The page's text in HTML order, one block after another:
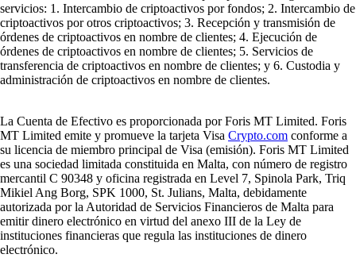
servicios: 1. Intercambio de criptoactivos por fondos; 2. Intercambio de
criptoactivos por otros criptoactivos; 3. Recepción y transmisión de
órdenes de criptoactivos en nombre de clientes; 4. Ejecución de
órdenes de criptoactivos en nombre de clientes; 5. Servicios de
transferencia de criptoactivos en nombre de clientes; y 6. Custodia y
administración de criptoactivos en nombre de clientes.
La Cuenta de Efectivo es proporcionada por Foris MT Limited. Foris
MT Limited emite y promueve la tarjeta Visa Crypto.com conforme a
su licencia de miembro principal de Visa (emisión). Foris MT Limited
es una sociedad limitada constituida en Malta, con número de registro
mercantil C 90348 y oficina registrada en Level 7, Spinola Park, Triq
Mikiel Ang Borg, SPK 1000, St. Julians, Malta, debidamente
autorizada por la Autoridad de Servicios Financieros de Malta para
emitir dinero electrónico en virtud del anexo III de la Ley de
instituciones financieras que regula las instituciones de dinero
electrónico.